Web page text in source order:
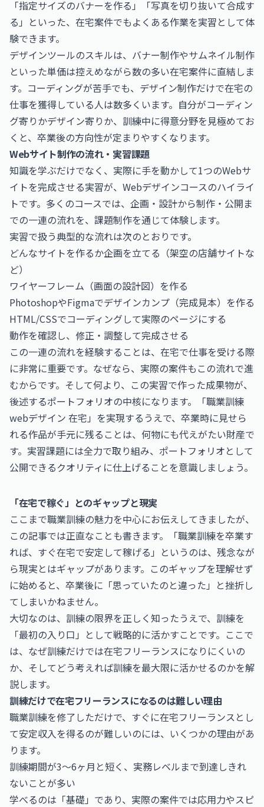
「指定サイズのバナーを作る」「写真を切り抜いて合成す
る」といった、在宅案件でもよくある作業を実習として体
験できます。
デザインツールのスキルは、バナー制作やサムネイル制作
といった単価は控えめながら数の多い在宅案件に直結しま
す。コーディングが苦手でも、デザイン制作だけで在宅の
仕事を獲得している人は数多くいます。自分がコーディン
グ寄りかデザイン寄りか、訓練中に得意分野を見極めてお
くと、卒業後の方向性が定まりやすくなります。
Webサイト制作の流れ・実習課題
知識を学ぶだけでなく、実際に手を動かして1つのWebサ
イトを完成させる実習が、Webデザインコースのハイライ
トです。多くのコースでは、企画・設計から制作・公開ま
での一連の流れを、課題制作を通じて体験します。
実習で扱う典型的な流れは次のとおりです。
どんなサイトを作るか企画を立てる（架空の店舗サイトな
ど）
ワイヤーフレーム（画面の設計図）を作る
PhotoshopやFigmaでデザインカンプ（完成見本）を作る
HTML/CSSでコーディングして実際のページにする
動作を確認し、修正・調整して完成させる
この一連の流れを経験することは、在宅で仕事を受ける際
に非常に重要です。なぜなら、実際の案件もこの流れで進
むからです。そして何より、この実習で作った成果物が、
後述するポートフォリオの中核になります。「職業訓練
webデザイン 在宅」を実現するうえで、卒業時に見せら
れる作品が手元に残ることは、何物にも代えがたい財産で
す。実習課題には全力で取り組み、ポートフォリオとして
公開できるクオリティに仕上げることを意識しましょう。
「在宅で稼ぐ」とのギャップと現実
ここまで職業訓練の魅力を中心にお伝えしてきましたが、
この記事では正直なことも書きます。「職業訓練を卒業す
れば、すぐ在宅で安定して稼げる」というのは、残念なが
ら現実とはギャップがあります。このギャップを理解せず
に始めると、卒業後に「思っていたのと違った」と挫折し
てしまいかねません。
大切なのは、訓練の限界を正しく知ったうえで、訓練を
「最初の入り口」として戦略的に活かすことです。ここで
は、なぜ訓練だけでは在宅フリーランスになりにくいの
か、そしてどう考えれば訓練を最大限に活かせるのかを解
説します。
訓練だけで在宅フリーランスになるのは難しい理由
職業訓練を修了しただけで、すぐに在宅フリーランスとし
て安定収入を得るのが難しいのには、いくつかの理由があ
ります。
訓練期間が3〜6ヶ月と短く、実務レベルまで到達しきれ
ないことが多い
学べるのは「基礎」であり、実際の案件では応用力やスピ